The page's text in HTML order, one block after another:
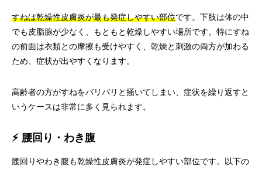
すねは乾燥性皮膚炎が最も発症しやすい部位です。下肢は体の中
でも皮脂腺が少なく、もともと乾燥しやすい場所です。特にすね
の前面は衣類との摩擦も受けやすく、乾燥と刺激の両方が加わる
ため、症状が出やすくなります。
高齢者の方がすねをバリバリと掻いてしまい、症状を繰り返すと
いうケースは非常に多く見られます。
⚡ 腰回り・わき腹
腰回りやわき腹も乾燥性皮膚炎が発症しやすい部位です。以下の